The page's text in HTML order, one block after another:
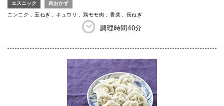
エスニック 肉おかず
ニンニク 玉ねぎ キュウリ 鶏モモ肉 香菜 長ねぎ
調理時間40分